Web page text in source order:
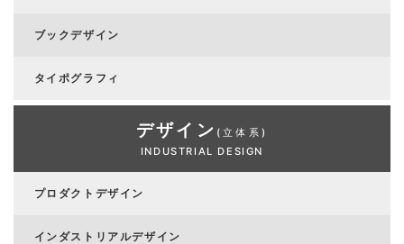
ブックデザイン
タイポグラフィ
デザイン (立体系)
INDUSTRIAL DESIGN
プロダクトデザイン
インダストリアルデザイン